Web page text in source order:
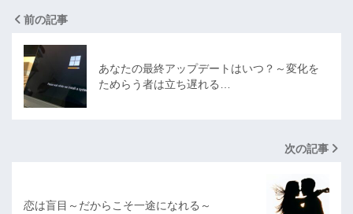
前の記事
あなたの最終アップデートはいつ？～変化を
ためらう者は立ち遅れる…
次の記事
恋は盲目～だからこそ一途になれる～